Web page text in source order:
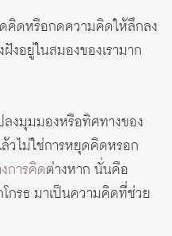
คิดหรือกดความคิดให้ลึกลง
งอยู่ในสมองของเรามาก
ลงมุมมองหรือทิศทางของ
วไม่ใช่การหยุดคิดหรอก
การคิดต่างหาก นั่นคือ
กรธ มาเป็นความคิดที่ช่วย